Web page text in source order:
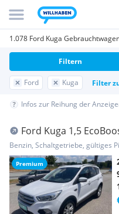
1.078 Ford Kuga
Ford Kuga Filter
Filtern
Infos zur Reihung der
Premium
Ford Kuga 1,5
Benzin, Schaltgetriebe, gültiges